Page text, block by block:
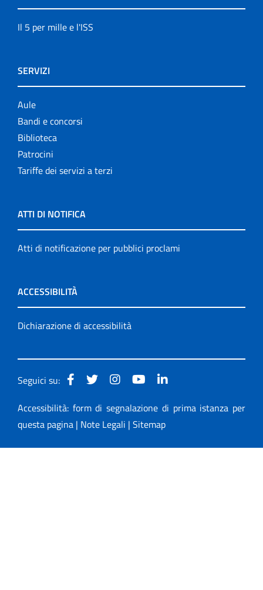
Il 5 per mille e l'ISS
SERVIZI
Aule
Bandi e concorsi
Biblioteca
Patrocini
Tariffe dei servizi a terzi
ATTI DI NOTIFICA
Atti di notificazione per pubblici proclami
ACCESSIBILITÀ
Dichiarazione di accessibilità
Seguici su:
Accessibilità: form di segnalazione di prima istanza per
questa pagina | Note Legali | Sitemap